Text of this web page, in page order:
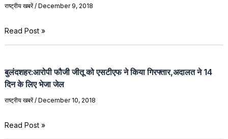
राष्ट्रीय खबरें/ December 9, 2018
Read Post »
बुलंदशहर:आरोपी फौजी जीतू को एसटीएफ ने किया गिरफ्तार,अदालत ने 14
दिन के लिए भेजा जेल
राष्ट्रीय खबरें/ December 10, 2018
Read Post »